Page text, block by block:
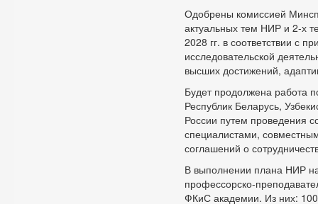
Одобрены комиссией
актуальных тем НИР и 2-х
2028 гг. в соответствии с
исследовательской
высших достижений,
Будет продолжена работа
Республик Беларусь,
России путем проведения
специалистами,
соглашений о
В выполнении плана НИР на
профессорско-
ФКиС академии. Из них: 100